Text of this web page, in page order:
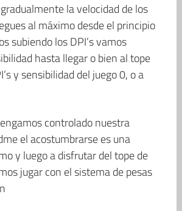
la velocidad de los
al máximo desde el principio
subiendo los DPI’s vamos
hasta llegar o bien al tope
y sensibilidad del juego 0, o a
controlado nuestra
el acostumbrarse es una
y luego a disfrutar del tope de
jugar con el sistema de pesas